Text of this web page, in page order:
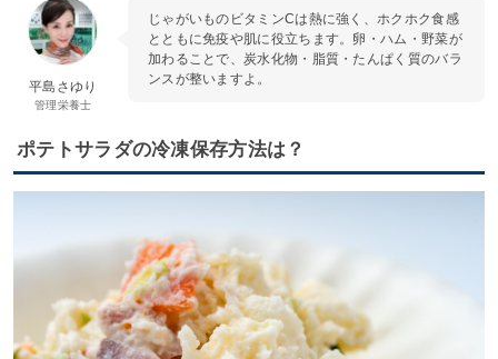
平島さゆり
管理栄養士
じゃがいものビタミンCは熱に強く、ホクホク食感
とともに免疫や肌に役立ちます。卵・ハム・野菜が
加わることで、炭水化物・脂質・たんぱく質のバラ
ンスが整いますよ。
ポテトサラダの冷凍保存方法は？